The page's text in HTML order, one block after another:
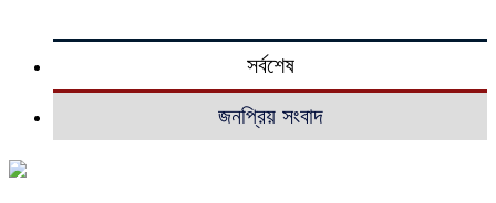
সর্বশেষ
জনপ্রিয় সংবাদ